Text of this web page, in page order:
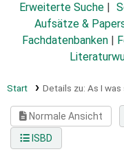
Erweiterte Suche
Aufsätze &
Fachdatenbanken
Start Details zu: As I was
Normale Ansicht
ISBD